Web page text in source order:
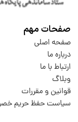
صفحات مهم
صفحه اصلی
درباره ما
ارتباط با ما
وبلاگ
قوانین و مقررات
سیاست حفظ حریم